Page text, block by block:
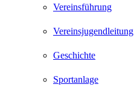
Vereinsführung
Vereinsjugendleitung
Geschichte
Sportanlage